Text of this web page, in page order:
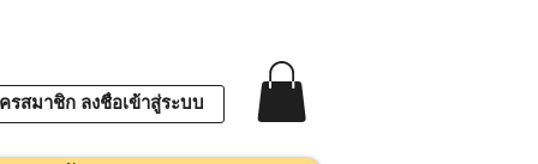
รสมาชิก ลงชื่อเข้าสู่ระบบ